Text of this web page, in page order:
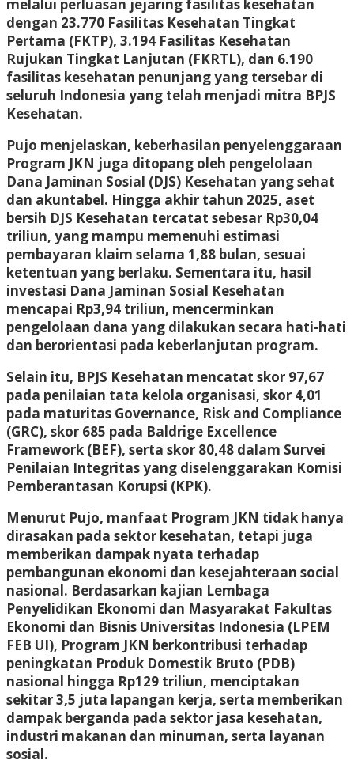
melalui perluasan jejaring fasilitas kesehatan
dengan 23.770 Fasilitas Kesehatan Tingkat
Pertama (FKTP), 3.194 Fasilitas Kesehatan
Rujukan Tingkat Lanjutan (FKRTL), dan 6.190
fasilitas kesehatan penunjang yang tersebar di
seluruh Indonesia yang telah menjadi mitra BPJS
Kesehatan.
Pujo menjelaskan, keberhasilan penyelenggaraan
Program JKN juga ditopang oleh pengelolaan
Dana Jaminan Sosial (DJS) Kesehatan yang sehat
dan akuntabel. Hingga akhir tahun 2025, aset
bersih DJS Kesehatan tercatat sebesar Rp30,04
triliun, yang mampu memenuhi estimasi
pembayaran klaim selama 1,88 bulan, sesuai
ketentuan yang berlaku. Sementara itu, hasil
investasi Dana Jaminan Sosial Kesehatan
mencapai Rp3,94 triliun, mencerminkan
pengelolaan dana yang dilakukan secara hati-hati
dan berorientasi pada keberlanjutan program.
Selain itu, BPJS Kesehatan mencatat skor 97,67
pada penilaian tata kelola organisasi, skor 4,01
pada maturitas Governance, Risk and Compliance
(GRC), skor 685 pada Baldrige Excellence
Framework (BEF), serta skor 80,48 dalam Survei
Penilaian Integritas yang diselenggarakan Komisi
Pemberantasan Korupsi (KPK).
Menurut Pujo, manfaat Program JKN tidak hanya
dirasakan pada sektor kesehatan, tetapi juga
memberikan dampak nyata terhadap
pembangunan ekonomi dan kesejahteraan social
nasional. Berdasarkan kajian Lembaga
Penyelidikan Ekonomi dan Masyarakat Fakultas
Ekonomi dan Bisnis Universitas Indonesia (LPEM
FEB UI), Program JKN berkontribusi terhadap
peningkatan Produk Domestik Bruto (PDB)
nasional hingga Rp129 triliun, menciptakan
sekitar 3,5 juta lapangan kerja, serta memberikan
dampak berganda pada sektor jasa kesehatan,
industri makanan dan minuman, serta layanan
sosial.